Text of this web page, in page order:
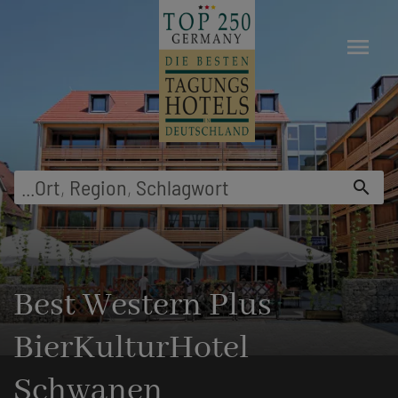
Ort, Region, Schlagwort search
menu
Best Western Plus
BierKulturHotel